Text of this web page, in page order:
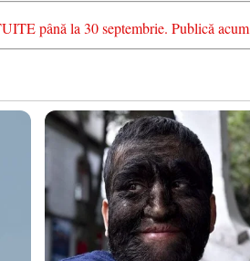
până la 30 septembrie. Publică